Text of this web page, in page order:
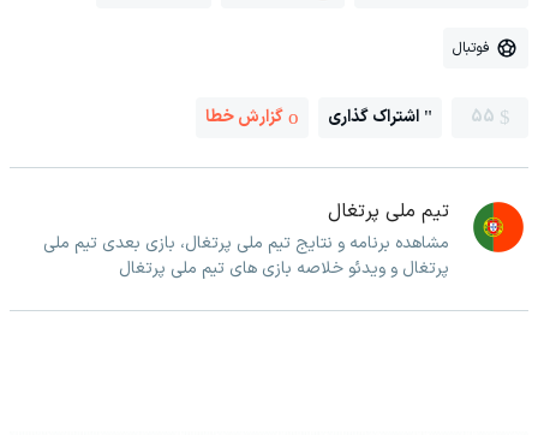
فوتبال
55 اشتراک گذاری گزارش خطا
تیم ملی پرتغال
مشاهده برنامه و نتایج تیم ملی پرتغال، بازی بعدی تیم ملی
پرتغال و ویدئو خلاصه بازی های تیم ملی پرتغال